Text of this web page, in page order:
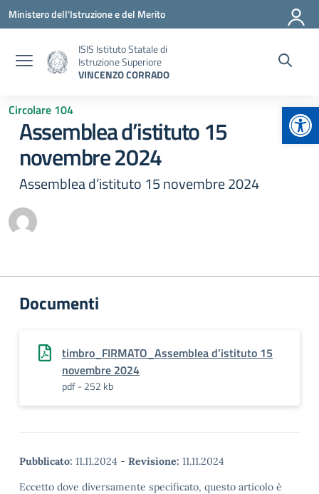
Vai ai contenuti
Vai al menu di navigazione
Vai al footer
Ministero dell'Istruzione e del Merito
ISIS Istituto Statale di
Istruzione Superiore
VINCENZO CORRADO
Circolare 104
Assemblea d’istituto 15
novembre 2024
Assemblea d’istituto 15 novembre 2024
Documenti
timbro_FIRMATO_Assemblea d’istituto 15
novembre 2024
pdf - 252 kb
Pubblicato: 11.11.2024 - Revisione: 11.11.2024
Eccetto dove diversamente specificato, questo articolo è